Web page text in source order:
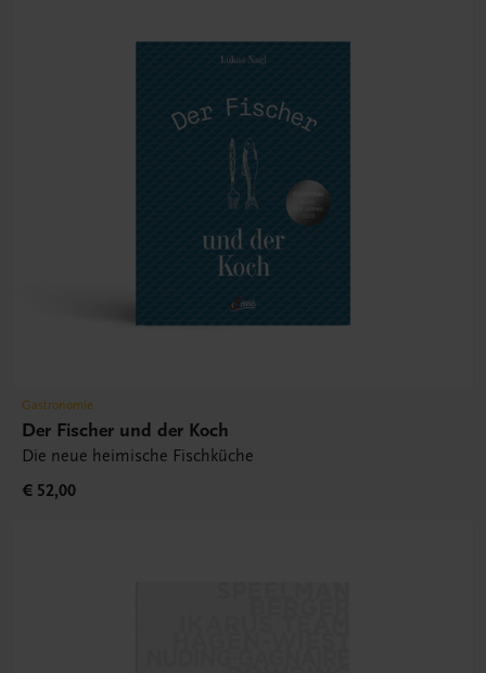
Gastronomie
Der Fischer und der Koch
Die neue heimische Fischküche
€ 52,00